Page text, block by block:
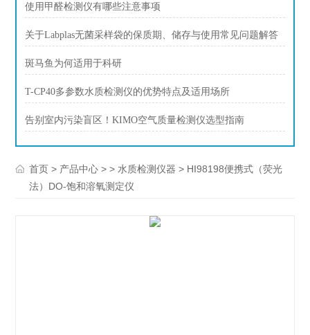
使用甲醛检测仪有哪些注意事项
关于Labplas无菌采样袋的保质期、储存与使用常见问题解答
斑马鱼为何适用于科研
T-CP40多参数水质检测仪的优势特点及适用场所
告别室内污染盲区！KIMO空气质量检测仪选型指南
首页 > 产品中心 > > 水质检测仪器 > HI98198便携式（荧光
法）DO-饱和溶氧测定仪